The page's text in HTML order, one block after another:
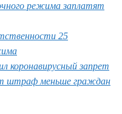
режима заплатят
25
коронавирусный запрет
штраф меньше граждан